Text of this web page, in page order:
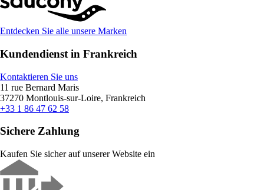
Entdecken Sie alle unsere Marken
Kundendienst in Frankreich
Kontaktieren Sie uns
11 rue Bernard Maris
37270 Montlouis-sur-Loire, Frankreich
+33 1 86 47 62 58
Sichere Zahlung
Kaufen Sie sicher auf unserer Website ein